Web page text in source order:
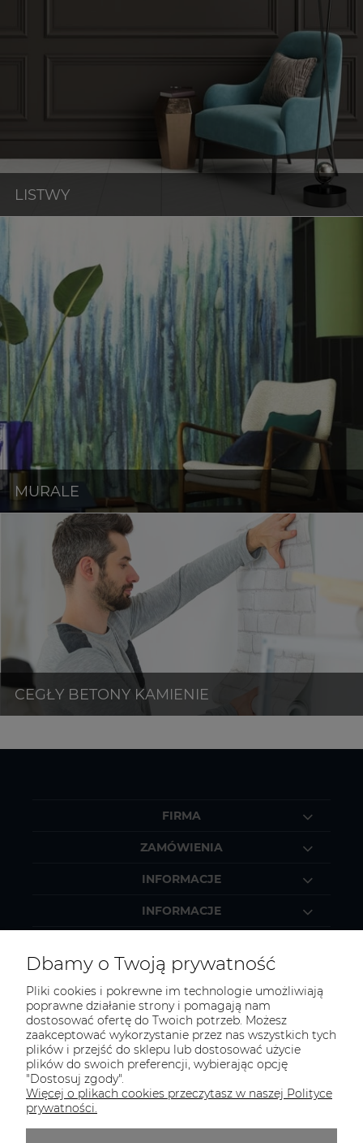
FIRMA
ZAMÓWIENIA
INFORMACJE
INFORMACJE
KONTAKT
Zapraszamy do kontaktu:
telefonicznie od 11:00 do 16:00
lub
Dbamy o Twoją prywatność
Pliki cookies i pokrewne im technologie umożliwiają
poprawne działanie strony i pomagają nam
dostosować ofertę do Twoich potrzeb. Możesz
zaakceptować wykorzystanie przez nas wszystkich tych
plików i przejść do sklepu lub dostosować użycie
plików do swoich preferencji, wybierając opcję
"Dostosuj zgody".
Więcej o plikach cookies przeczytasz w naszej Polityce
prywatności.